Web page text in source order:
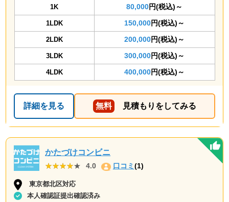
1K 80,000円(税込)～
1LDK 150,000円(税込)～
2LDK 200,000円(税込)～
3LDK 300,000円(税込)～
4LDK 400,000円(税込)～
詳細を見る 無料 見積もりをしてみる
かたづけコンビニ
★★★★★
★★★★★ 4.0 口コミ(1)
東京都北区対応
本人確認証提出確認済み